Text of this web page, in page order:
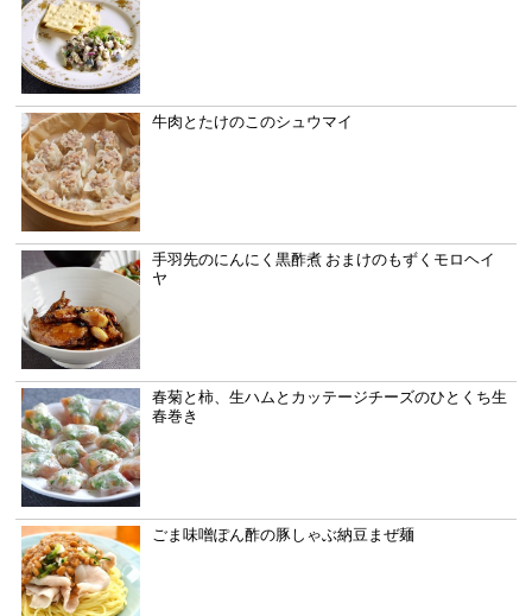
牛肉とたけのこのシュウマイ
手羽先のにんにく黒酢煮 おまけのもずくモロヘイ
ヤ
春菊と柿、生ハムとカッテージチーズのひとくち生
春巻き
ごま味噌ぽん酢の豚しゃぶ納豆まぜ麺